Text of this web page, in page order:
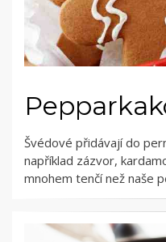
Švédové přidávají do
například zázvor,
mnohem tenčí než naše